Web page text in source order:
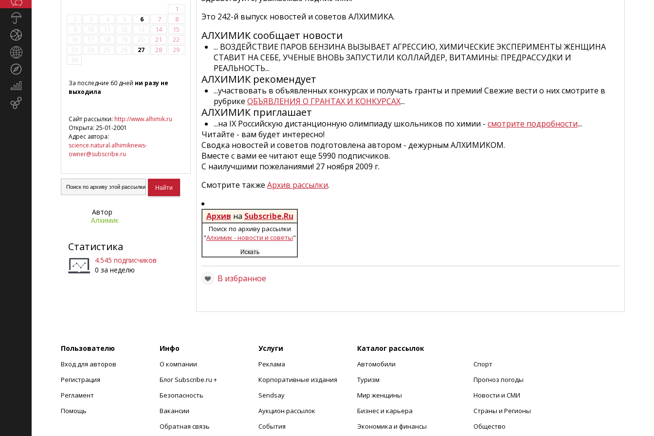
Экономика
1
2
3 4 5 6 7
8
9
10 11 12 13 14
15
16
17 18 19 20 21
22
23
24 25 26 27 28
29
30
За последние 60 дней ни разу не
выходила
Сайт рассылки: http://www.alhimik.ru
Открыта: 25-01-2001
Адрес автора:
science.natural.alhimiknews-
owner@subscribe.ru
Автор
Алхимик
Статистика
4.545 подписчиков
0 за неделю
Это 242-й выпуск новостей и советов АЛХИМИКА.
АЛХИМИК сообщает новости
... ВОЗДЕЙСТВИЕ ПАРОВ БЕНЗИНА ВЫЗЫВАЕТ АГРЕССИЮ, ХИМИЧЕСКИЕ ЭКСПЕРИМЕНТЫ ЖЕНЩИНА
СТАВИТ НА СЕБЕ, УЧЕНЫЕ ВНОВЬ ЗАПУСТИЛИ КОЛЛАЙДЕР, ВИТАМИНЫ: ПРЕДРАССУДКИ И
РЕАЛЬНОСТЬ...
АЛХИМИК рекомендует
...участвовать в объявленных конкурсах и получать гранты и премии! Свежие вести о них смотрите в
рубрикеОБЪЯВЛЕНИЯ О ГРАНТАХ И КОНКУРСАХ...
АЛХИМИК приглашает
...на IX Российскую дистанционную олимпиаду школьников по химии -смотрите подробности...
Читайте - вам будет интересно!
Сводка новостей и советов подготовлена автором - дежурным АЛХИМИКОМ.
Вместе с вами ее читают еще 5990 подписчиков.
С наилучшими пожеланиями! 27 ноября 2009 г.
Смотрите такжеАрхив рассылки.
Архив на Subscribe.Ru
Поиск по архиву рассылки
"Алхимик - новости и советы"
В избранное
Пользователю
Вход для авторов
Регистрация
Регламент
Помощь
Инфо
О компании
Блог Subscribe.ru +
Безопасность
Вакансии
Обратная связь
Услуги
Реклама
Корпоративные издания
Sendsay
Аукцион рассылок
События
Каталог рассылок
Автомобили
Туризм
Мир женщины
Бизнес и карьера
Экономика и финансы
Спорт
Прогноз погоды
Новости и СМИ
Страны и Регионы
Общество